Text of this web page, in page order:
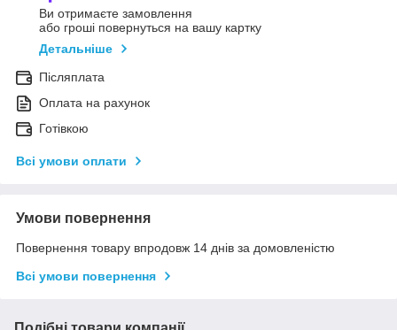
Ви отримаєте замовлення
або гроші повернуться на вашу картку
Детальніше
Післяплата
Оплата на рахунок
Готівкою
Всі умови оплати
Умови повернення
Повернення товару впродовж 14 днів за домовленістю
Всі умови повернення